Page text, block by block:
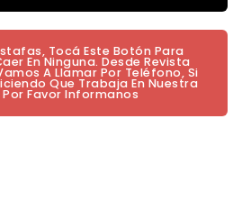
Tocá Este Botón Para
En Ninguna. Desde Revista
A Llamar Por Teléfono, Si
Que Trabaja En Nuestra
Por Favor Informanos